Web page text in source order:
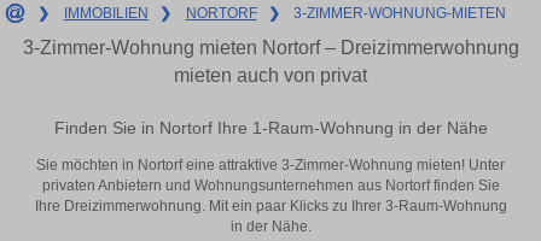
❯ IMMOBILIEN ❯ NORTORF ❯ 3-ZIMMER-WOHNUNG-MIETEN
3-Zimmer-Wohnung mieten Nortorf – Dreizimmerwohnung
mieten auch von privat
Finden Sie in Nortorf Ihre 1-Raum-Wohnung in der Nähe
Sie möchten in Nortorf eine attraktive 3-Zimmer-Wohnung mieten! Unter
privaten Anbietern und Wohnungsunternehmen aus Nortorf finden Sie
Ihre Dreizimmerwohnung. Mit ein paar Klicks zu Ihrer 3-Raum-Wohnung
in der Nähe.